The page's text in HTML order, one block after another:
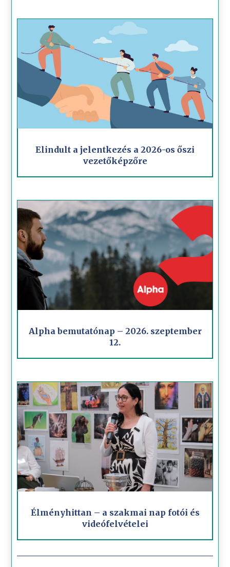
Elindult a jelentkezés a 2026-os őszi
vezetőképzőre
Alpha bemutatónap – 2026. szeptember
12.
Élményhittan – a szakmai nap fotói és
videófelvételei